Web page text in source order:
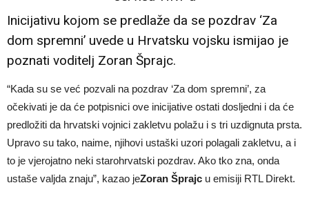
Inicijativu kojom se predlaže da se pozdrav ‘Za
dom spremni’ uvede u Hrvatsku vojsku ismijao je
poznati voditelj Zoran Šprajc.
“Kada su se već pozvali na pozdrav ‘Za dom spremni’, za
očekivati je da će potpisnici ove inicijative ostati dosljedni i da će
predložiti da hrvatski vojnici zakletvu polažu i s tri uzdignuta prsta.
Upravo su tako, naime, njihovi ustaški uzori polagali zakletvu, a i
to je vjerojatno neki starohrvatski pozdrav. Ako tko zna, onda
ustaše valjda znaju”, kazao jeZoran Šprajc u emisiji RTL Direkt.